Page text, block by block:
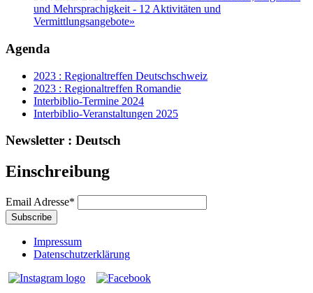
und Mehrsprachigkeit - 12 Aktivitäten und
Vermittlungsangebote»
Agenda
2023 : Regionaltreffen Deutschschweiz
2023 : Regionaltreffen Romandie
Interbiblio-Termine 2024
Interbiblio-Veranstaltungen 2025
Newsletter : Deutsch
Einschreibung
Email Adresse*
Impressum
Datenschutzerklärung